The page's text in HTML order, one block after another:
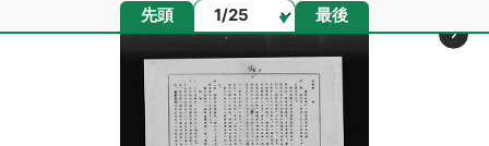
先頭 ページ 最後